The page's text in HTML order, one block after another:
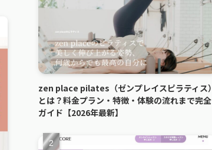
zen place pilates（ゼンプレイスピラティス）
とは？料金プラン・特徴・体験の流れまで完全
ガイド【2026年最新】